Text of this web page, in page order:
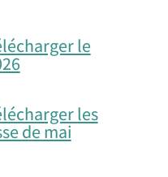
le
les
de mai